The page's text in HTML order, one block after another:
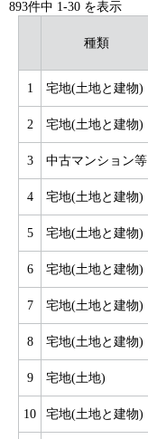
893件中 1-30 を表示
種類
1 宅地(土地と建物)
2 宅地(土地と建物)
3 中古マンション等
4 宅地(土地と建物)
5 宅地(土地と建物)
6 宅地(土地と建物)
7 宅地(土地と建物)
8 宅地(土地と建物)
9 宅地(土地)
10 宅地(土地と建物)